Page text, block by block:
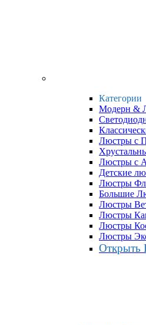
Категории
Модерн &
Люстры с
Люстры с
Детские
Люстры
Большие
Люстры
Люстры
Люстры
Люстры
Открыть